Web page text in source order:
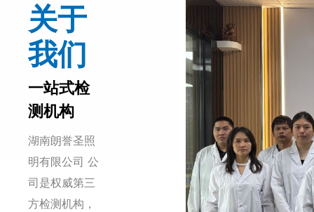
关于
我们
一站式检
测机构
湖南朗誉圣照
明有限公司 公
司是权威第三
方检测机构，